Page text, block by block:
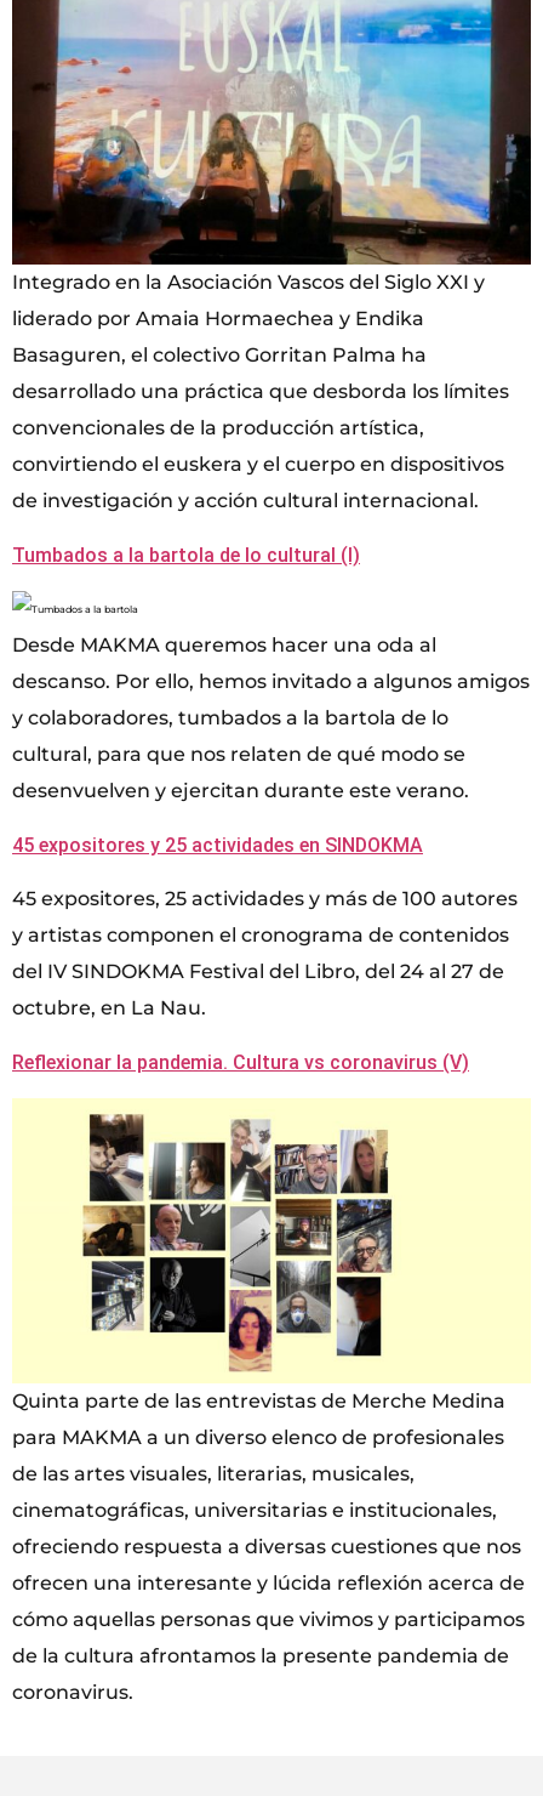
Integrado en la Asociación Vascos del Siglo XXI y
liderado por Amaia Hormaechea y Endika
Basaguren, el colectivo Gorritan Palma ha
desarrollado una práctica que desborda los límites
convencionales de la producción artística,
convirtiendo el euskera y el cuerpo en dispositivos
de investigación y acción cultural internacional.
Tumbados a la bartola de lo cultural (I)
Desde MAKMA queremos hacer una oda al
descanso. Por ello, hemos invitado a algunos amigos
y colaboradores, tumbados a la bartola de lo
cultural, para que nos relaten de qué modo se
desenvuelven y ejercitan durante este verano.
45 expositores y 25 actividades en SINDOKMA
45 expositores, 25 actividades y más de 100 autores
y artistas componen el cronograma de contenidos
del IV SINDOKMA Festival del Libro, del 24 al 27 de
octubre, en La Nau.
Reflexionar la pandemia. Cultura vs coronavirus (V)
Quinta parte de las entrevistas de Merche Medina
para MAKMA a un diverso elenco de profesionales
de las artes visuales, literarias, musicales,
cinematográficas, universitarias e institucionales,
ofreciendo respuesta a diversas cuestiones que nos
ofrecen una interesante y lúcida reflexión acerca de
cómo aquellas personas que vivimos y participamos
de la cultura afrontamos la presente pandemia de
coronavirus.